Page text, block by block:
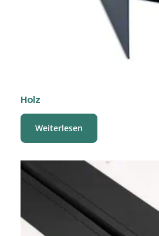
Holz
Weiterlesen